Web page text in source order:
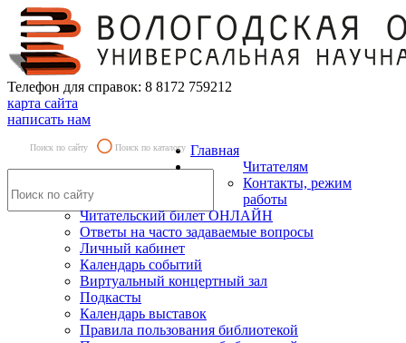
Телефон для справок: 8 8172 759212
карта сайта
написать нам
Поиск по сайту Поиск по каталогу Главная
Читателям
Контакты, режим
работы
Читательский билет ОНЛАЙН
Ответы на часто задаваемые вопросы
Личный кабинет
Календарь событий
Виртуальный концертный зал
Подкасты
Календарь выставок
Правила пользования библиотекой